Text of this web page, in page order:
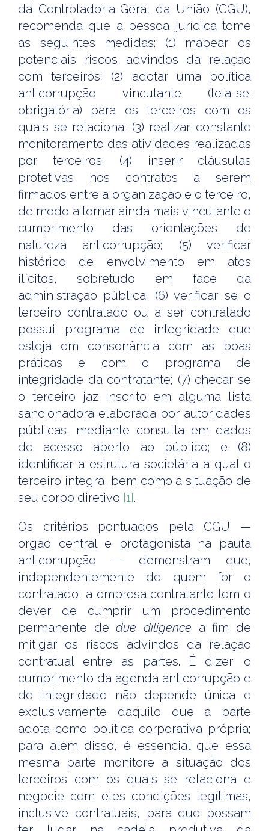
da Controladoria-Geral da União (CGU),
recomenda que a pessoa jurídica tome
as seguintes medidas: (1) mapear os
potenciais riscos advindos da relação
com terceiros; (2) adotar uma política
anticorrupção vinculante (leia-se:
obrigatória) para os terceiros com os
quais se relaciona; (3) realizar constante
monitoramento das atividades realizadas
por terceiros; (4) inserir cláusulas
protetivas nos contratos a serem
firmados entre a organização e o terceiro,
de modo a tornar ainda mais vinculante o
cumprimento das orientações de
natureza anticorrupção; (5) verificar
histórico de envolvimento em atos
ilícitos, sobretudo em face da
administração pública; (6) verificar se o
terceiro contratado ou a ser contratado
possui programa de integridade que
esteja em consonância com as boas
práticas e com o programa de
integridade da contratante; (7) checar se
o terceiro jaz inscrito em alguma lista
sancionadora elaborada por autoridades
públicas, mediante consulta em dados
de acesso aberto ao público; e (8)
identificar a estrutura societária a qual o
terceiro integra, bem como a situação de
seu corpo diretivo [1].
Os critérios pontuados pela CGU —
órgão central e protagonista na pauta
anticorrupção — demonstram que,
independentemente de quem for o
contratado, a empresa contratante tem o
dever de cumprir um procedimento
permanente dedue diligence a fim de
mitigar os riscos advindos da relação
contratual entre as partes. É dizer: o
cumprimento da agenda anticorrupção e
de integridade não depende única e
exclusivamente daquilo que a parte
adota como política corporativa própria;
para além disso, é essencial que essa
mesma parte monitore a situação dos
terceiros com os quais se relaciona e
negocie com eles condições legítimas,
inclusive contratuais, para que possam